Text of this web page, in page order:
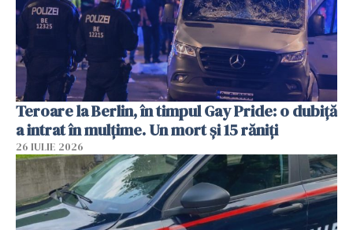
Teroare la Berlin, în timpul Gay Pride: o dubiță
a intrat în mulțime. Un mort și 15 răniți
26 IULIE 2026